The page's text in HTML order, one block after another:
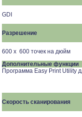
GDI
Разрешение
600 х 600 точек на дюйм
Дополнительные функции
Программа Easy Print Utility
Скорость сканирования